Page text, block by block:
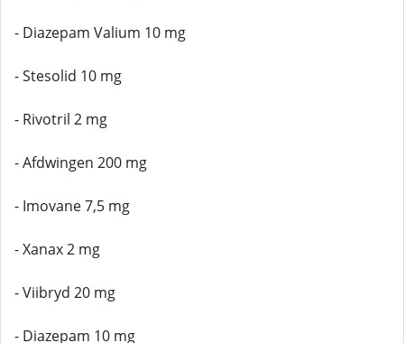
- Diazepam Valium 10 mg
- Stesolid 10 mg
- Rivotril 2 mg
- Afdwingen 200 mg
- Imovane 7,5 mg
- Xanax 2 mg
- Viibryd 20 mg
- Diazepam 10 mg